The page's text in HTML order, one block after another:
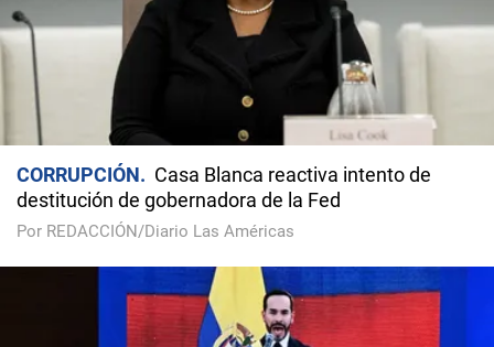
CORRUPCIÓN
Casa Blanca reactiva intento de
destitución de gobernadora de la Fed
Por REDACCIÓN/Diario Las Américas